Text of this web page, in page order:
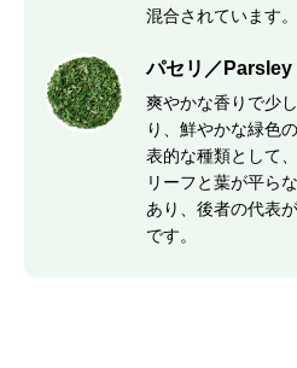
混合されています。
パセリ／Parsley
爽やかな香りで少
り、鮮やかな緑色
表的な種類として
リーフと葉が平ら
あり、後者の代表
です。